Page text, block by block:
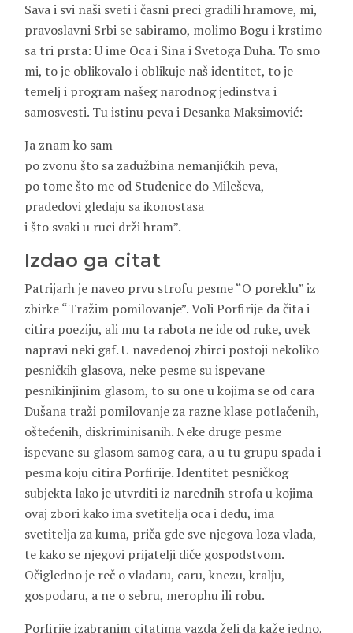
Sava i svi naši sveti i časni preci gradili hramove, mi,
pravoslavni Srbi se sabiramo, molimo Bogu i krstimo
sa tri prsta: U ime Oca i Sina i Svetoga Duha. To smo
mi, to je oblikovalo i oblikuje naš identitet, to je
temelj i program našeg narodnog jedinstva i
samosvesti. Tu istinu peva i Desanka Maksimović:
Ja znam ko sam
po zvonu što sa zadužbina nemanjićkih peva,
po tome što me od Studenice do Mileševa,
pradedovi gledaju sa ikonostasa
i što svaki u ruci drži hram”.
Izdao ga citat
Patrijarh je naveo prvu strofu pesme “O poreklu” iz
zbirke “Tražim pomilovanje”. Voli Porfirije da čita i
citira poeziju, ali mu ta rabota ne ide od ruke, uvek
napravi neki gaf. U navedenoj zbirci postoji nekoliko
pesničkih glasova, neke pesme su ispevane
pesnikinjinim glasom, to su one u kojima se od cara
Dušana traži pomilovanje za razne klase potlačenih,
oštećenih, diskriminisanih. Neke druge pesme
ispevane su glasom samog cara, a u tu grupu spada i
pesma koju citira Porfirije. Identitet pesničkog
subjekta lako je utvrditi iz narednih strofa u kojima
ovaj zbori kako ima svetitelja oca i dedu, ima
svetitelja za kuma, priča gde sve njegova loza vlada,
te kako se njegovi prijatelji diče gospodstvom.
Očigledno je reč o vladaru, caru, knezu, kralju,
gospodaru, a ne o sebru, merophu ili robu.
Porfirije izabranim citatima vazda želi da kaže jedno,